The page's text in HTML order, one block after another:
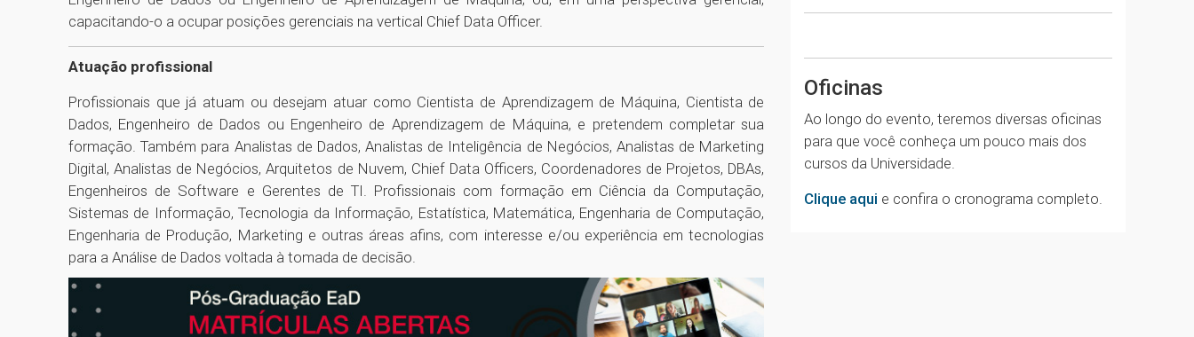
capacitando-o a ocupar posições gerenciais na vertical Chief Data Officer.
Atuação profissional
Profissionais que já atuam ou desejam atuar como Cientista de Aprendizagem de Máquina, Cientista de
Dados, Engenheiro de Dados ou Engenheiro de Aprendizagem de Máquina, e pretendem completar sua
formação. Também para Analistas de Dados, Analistas de Inteligência de Negócios, Analistas de Marketing
Digital, Analistas de Negócios, Arquitetos de Nuvem, Chief Data Officers, Coordenadores de Projetos, DBAs,
Engenheiros de Software e Gerentes de TI. Profissionais com formação em Ciência da Computação,
Sistemas de Informação, Tecnologia da Informação, Estatística, Matemática, Engenharia de Computação,
Engenharia de Produção, Marketing e outras áreas afins, com interesse e/ou experiência em tecnologias
para a Análise de Dados voltada à tomada de decisão.
Oficinas
Ao longo do evento, teremos diversas oficinas
para que você conheça um pouco mais dos
cursos da Universidade.
Clique aqui e confira o cronograma completo.